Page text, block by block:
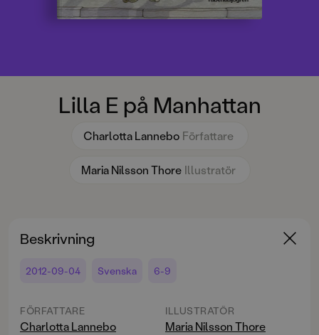
Lilla E på Manhattan
Charlotta Lannebo Författare
Maria Nilsson Thore Illustratör
Beskrivning
2012-09-04 Svenska 6-9
FÖRFATTARE
Charlotta Lannebo
ILLUSTRATÖR
Maria Nilsson Thore